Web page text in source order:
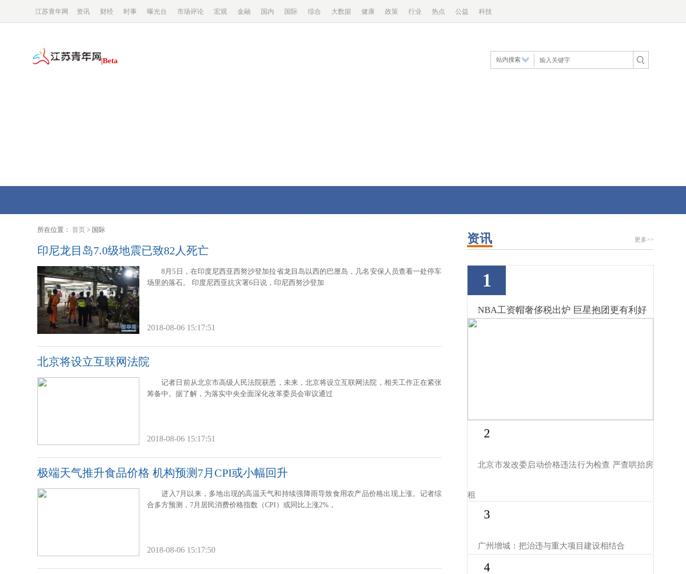
江苏青年网 资讯 财经 时事 曝光台 市场评论 宏观 金融 国内 国际 综合 大数据 健康 政策 行业 热点 公益 科技
|Beta
所在位置： 首页> 国际
印尼龙目岛7.0级地震已致82人死亡
8月5日，在印度尼西亚西努沙登加拉省龙目岛以西的巴厘岛，几名安保人员查看一处停车
场里的落石。 印度尼西亚抗灾署6日说，印尼西努沙登加
2018-08-06 15:17:51
北京将设立互联网法院
记者日前从北京市高级人民法院获悉，未来，北京将设立互联网法院，相关工作正在紧张
筹备中。据了解，为落实中央全面深化改革委员会审议通过
2018-08-06 15:17:51
极端天气推升食品价格 机构预测7月CPI或小幅回升
进入7月以来，多地出现的高温天气和持续强降雨导致食用农产品价格出现上涨。记者综
合多方预测，7月居民消费价格指数（CPI）或同比上涨2%，
2018-08-06 15:17:50
资讯 更多>>
1
NBA工资帽奢侈税出炉 巨星抱团更有利好
2
北京市发改委启动价格违法行为检查 严查哄抬房
租
3
广州增城：把治违与重大项目建设相结合
4